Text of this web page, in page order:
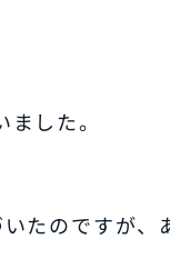
した。
たのですが、